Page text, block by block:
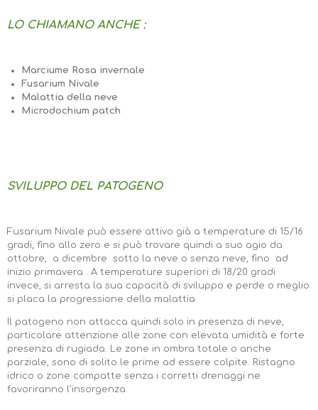
LO CHIAMANO ANCHE :
Marciume Rosa invernale
Fusarium Nivale
Malattia della neve
Microdochium patch
SVILUPPO DEL PATOGENO
Fusarium Nivale può essere attivo già a temperature di 15/16
gradi, fino allo zero e si può trovare quindi a suo agio da
ottobre, a dicembre sotto la neve o senza neve, fino ad
inizio primavera . A temperature superiori di 18/20 gradi
invece, si arresta la sua capacità di sviluppo e perde o meglio
si placa la progressione della malattia.
Il patogeno non attacca quindi solo in presenza di neve,
particolare attenzione alle zone con elevata umidità e forte
presenza di rugiada. Le zone in ombra totale o anche
parziale, sono di solito le prime ad essere colpite. Ristagno
idrico o zone compatte senza i corretti drenaggi ne
favoriranno l'insorgenza.